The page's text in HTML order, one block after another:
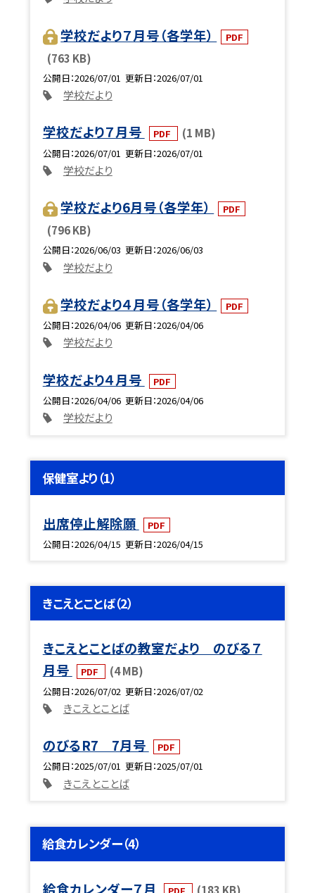
学校だより７月号（各学年） PDF
(763 KB)
公開日 2026/07/01 更新日 2026/07/01
学校だより
学校だより７月号 PDF (1 MB)
公開日 2026/07/01 更新日 2026/07/01
学校だより
学校だより6月号（各学年） PDF
(796 KB)
公開日 2026/06/03 更新日 2026/06/03
学校だより
学校だより４月号（各学年）
PDF
公開日 2026/04/06 更新日 2026/04/06
学校だより
学校だより４月号
PDF
公開日 2026/04/06 更新日 2026/04/06
学校だより
保健室より（1）
出席停止解除願
PDF
公開日 2026/04/15 更新日 2026/04/15
きこえとことば（2）
きこえとことばの教室だより のびる７
月号
PDF (4 MB)
公開日 2026/07/02 更新日 2026/07/02
きこえとことば
のびるR7 7月号
PDF
公開日 2025/07/01 更新日 2025/07/01
きこえとことば
給食カレンダー（4）
給食カレンダー７月 (183 KB)